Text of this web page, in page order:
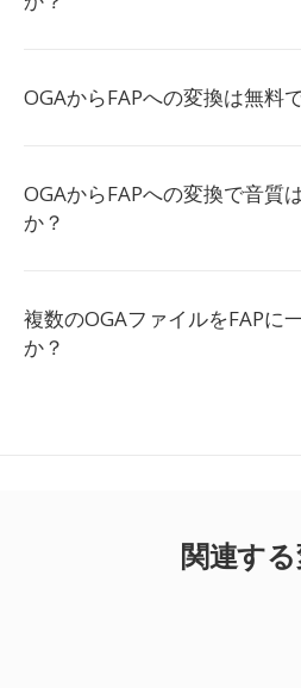
OGAからFAPへの変換は無料
OGAからFAPへの変換で音質
か？
複数のOGAファイルをFAPに
か？
関連す